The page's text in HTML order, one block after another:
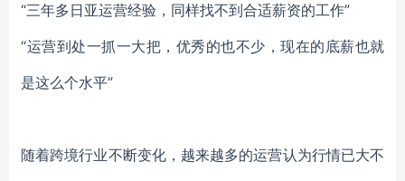
“三年多日亚运营经验，同样找不到合适薪资的工作”
“运营到处一抓一大把，优秀的也不少，现在的底薪也就
是这么个水平”
随着跨境行业不断变化，越来越多的运营认为行情已大不